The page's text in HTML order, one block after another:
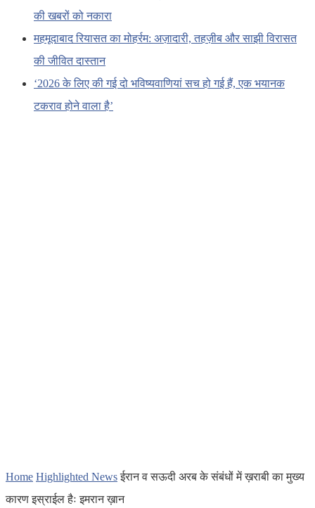
की खबरों को नकारा
महमूदाबाद रियासत का मोहर्रम: अज़ादारी, तहज़ीब और साझी विरासत
की जीवित दास्तान
‘2026 के लिए की गई दो भविष्यवाणियां सच हो गई हैं, एक भयानक
टकराव होने वाला है’
Home Highlighted News ईरान व सऊदी अरब के संबंधों में ख़राबी का मुख्य
कारण इस्राईल हैः इमरान ख़ान